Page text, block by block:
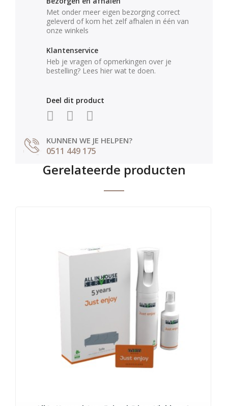
Met onder meer eigen bezorging correct
geleverd of kom het zelf afhalen in één van
onze winkels
Klantenservice
Heb je vragen of opmerkingen over je
bestelling? Lees hier wat te doen.
Deel dit product
KUNNEN WE JE HELPEN?
0511 449 175
Gerelateerde producten